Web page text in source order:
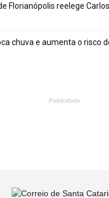
Florianópolis reelege
chuva e aumenta o risco
Publicidade